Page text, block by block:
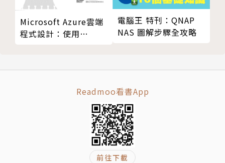
Microsoft Azure雲端
程式設計：使用
電腦王 特刊：QNAP
NAS 圖解步驟全攻略
Readmoo看書App
前往下載